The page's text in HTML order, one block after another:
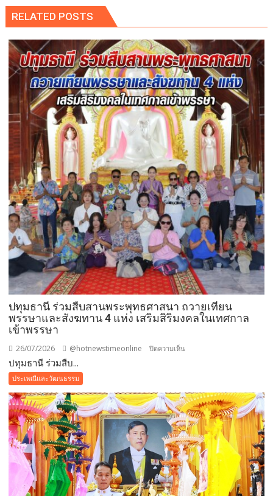
RELATED POSTS
ปทุมธานี ร่วมสืบสานพระพุทธศาสนา ถวายเทียน
พรรษาและสังฆทาน 4 แห่ง เสริมสิริมงคลในเทศกาล
เข้าพรรษา
26/07/2026 @hotnewstimeonline ปิดความเห็น
ศาสนา
ถวาย
เทียน
พรรษา
และ
สังฆทาน
ปทุมธานี ร่วมสืบ...
ประเพณีและวัฒนธรรม